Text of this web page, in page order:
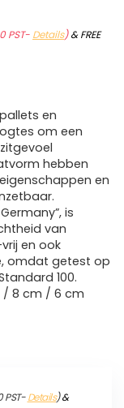
PST- Details)&FREE
en
om een
hebben
en
is
van
en ook
omdat getest op
100.
/ 8 cm / 6 cm
PST-Details)&